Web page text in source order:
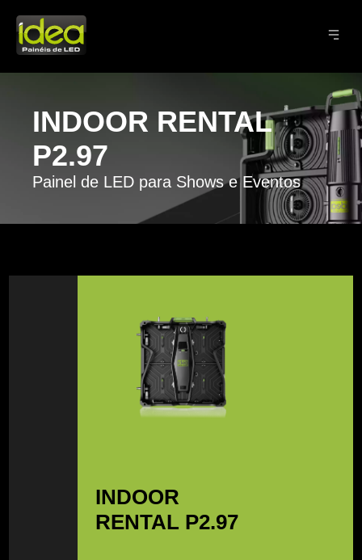
INDOOR RENTAL
P2.97
Painel de LED para Shows e Eventos
INDOOR
RENTAL P2.97